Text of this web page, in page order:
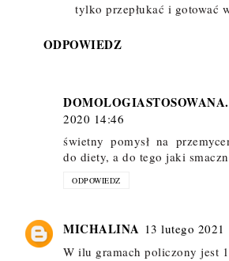
tylko przepłukać i gotować
ODPOWIEDZ
2020 14:46
świetny pomysł na
do diety, a do tego jaki
ODPOWIEDZ
MICHALINA 13 lutego 2021
W ilu gramach policzony jest